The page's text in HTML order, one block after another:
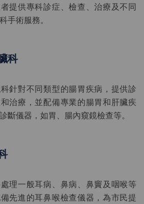
提供專科診症、檢查、治療及不同
手術服務。
科
針對不同類型的腸胃疾病，提供診
治療，並配備專業的腸胃和肝臟疾
斷儀器，如胃、腸內窺鏡檢查等。
理一般耳病、鼻病、鼻竇及咽喉等
先進的耳鼻喉檢查儀器，為市民提